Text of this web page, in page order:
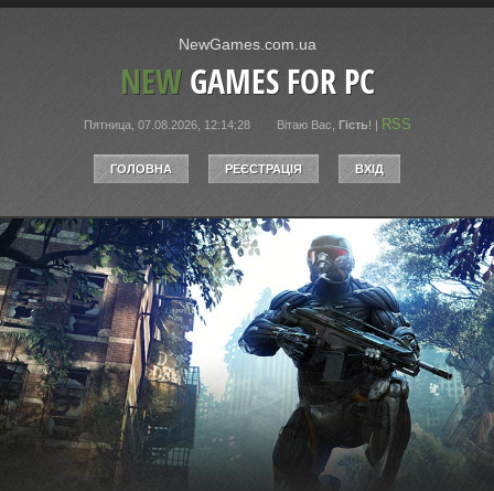
NewGames.com.ua
NEWGAMES FOR PC
Пятница, 07.08.2026, 12:14:28 Вітаю Вас Гість! | RSS
ГОЛОВНА РЕЄСТРАЦІЯ ВХІД